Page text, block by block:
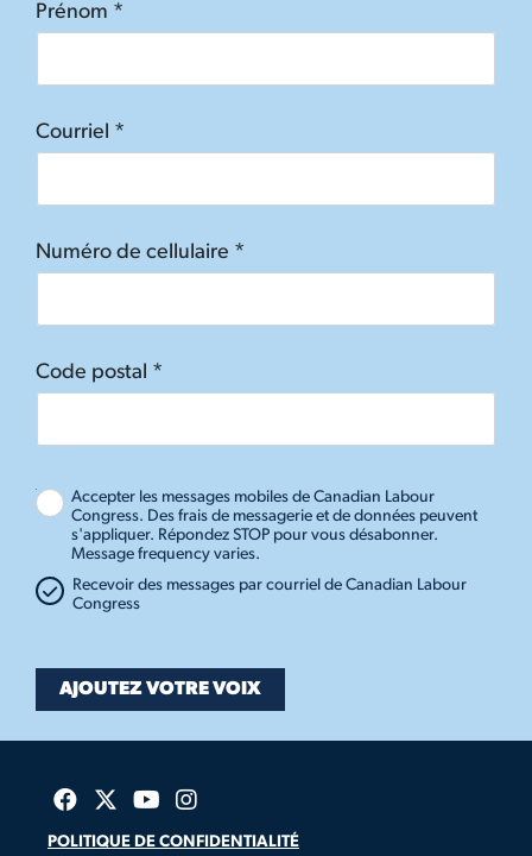
Prénom *
Courriel *
Numéro de cellulaire *
Code postal *
Accepter les messages mobiles de Canadian Labour
Congress. Des frais de messagerie et de données peuvent
s'appliquer. Répondez STOP pour vous désabonner.
Message frequency varies.
Recevoir des messages par courriel de Canadian Labour
Congress
POLITIQUE DE CONFIDENTIALITÉ